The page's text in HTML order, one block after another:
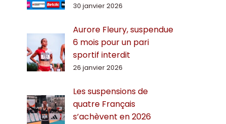
30 janvier 2026
Aurore Fleury, suspendue
6 mois pour un pari
sportif interdit
26 janvier 2026
Les suspensions de
quatre Français
s’achèvent en 2026